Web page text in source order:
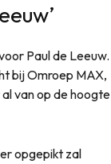
Paul de Leeuw.
bij Omroep MAX,
van op de hoogte
opgepikt zal